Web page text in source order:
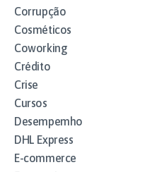
Corrupção
Cosméticos
Coworking
Crédito
Crise
Cursos
Desempemho
DHL Express
E-commerce